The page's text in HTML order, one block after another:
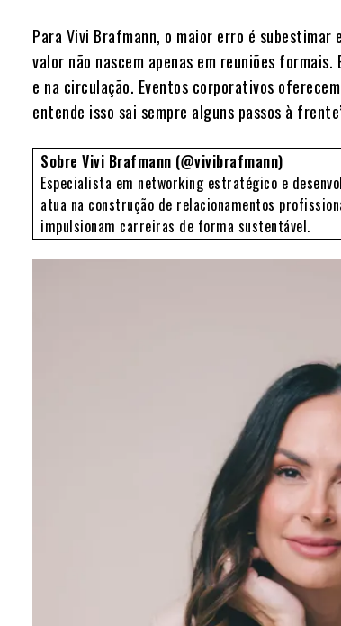
Para Vivi Brafmann, o maior erro é subestimar
valor não nascem apenas em reuniões
e na circulação. Eventos corporativos
entende isso sai sempre alguns passos à
Sobre Vivi Brafmann (@vivibrafmann)
Especialista em networking estratégico e
atua na construção de relacionamentos
impulsionam carreiras de forma sustentável.